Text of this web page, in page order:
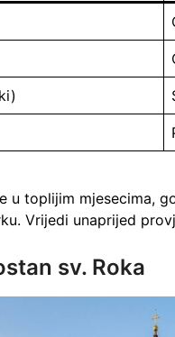
u toplijim mjesecima,
Vrijedi unaprijed
sv. Roka